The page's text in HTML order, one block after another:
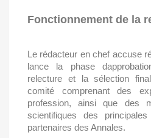
Fonctionnement de la
Le rédacteur en chef accuse
lance la phase
relecture et la sélection
comité comprenant des
profession, ainsi que des
scientifiques des
partenaires des Annales.